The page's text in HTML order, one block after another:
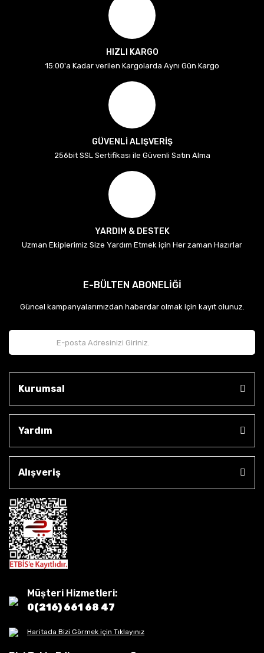
HIZLI KARGO
15:00'a Kadar verilen Kargolarda Aynı Gün Kargo
GÜVENLİ ALIŞVERİŞ
256bit SSL Sertifikası ile Güvenli Satın Alma
YARDIM & DESTEK
Uzman Ekiplerimiz Size Yardım Etmek için Her zaman Hazırlar
E-BÜLTEN ABONELİĞİ
Güncel kampanyalarımızdan haberdar olmak için kayıt olunuz.
Kurumsal
Yardım
Alışveriş
Müşteri Hizmetleri:
0(216) 661 68 47
Haritada Bizi Görmek için Tıklayınız